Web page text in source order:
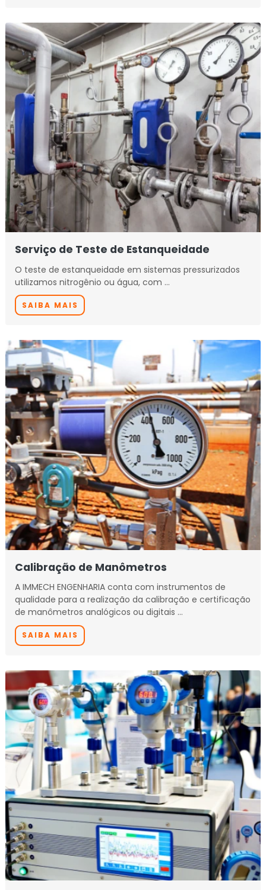
Serviço de Teste de Estanqueidade
O teste de estanqueidade em sistemas pressurizados
utilizamos nitrogênio ou água, com …
SAIBA MAIS
Calibração de Manômetros
A IMMECH ENGENHARIA conta com instrumentos de
qualidade para a realização da calibração e certificação
de manômetros analógicos ou digitais …
SAIBA MAIS